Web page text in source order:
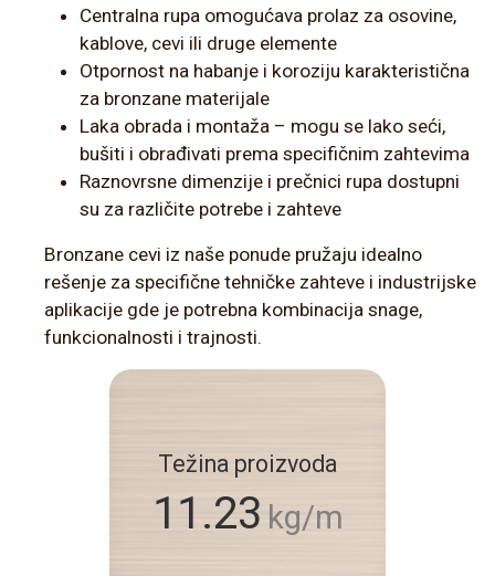
Centralna rupa omogućava prolaz za osovine,
kablove, cevi ili druge elemente
Otpornost na habanje i koroziju karakteristična
za bronzane materijale
Laka obrada i montaža – mogu se lako seći,
bušiti i obrađivati prema specifičnim zahtevima
Raznovrsne dimenzije i prečnici rupa dostupni
su za različite potrebe i zahteve
Bronzane cevi iz naše ponude pružaju idealno
rešenje za specifične tehničke zahteve i industrijske
aplikacije gde je potrebna kombinacija snage,
funkcionalnosti i trajnosti.
Težina proizvoda
11.23 kg/m